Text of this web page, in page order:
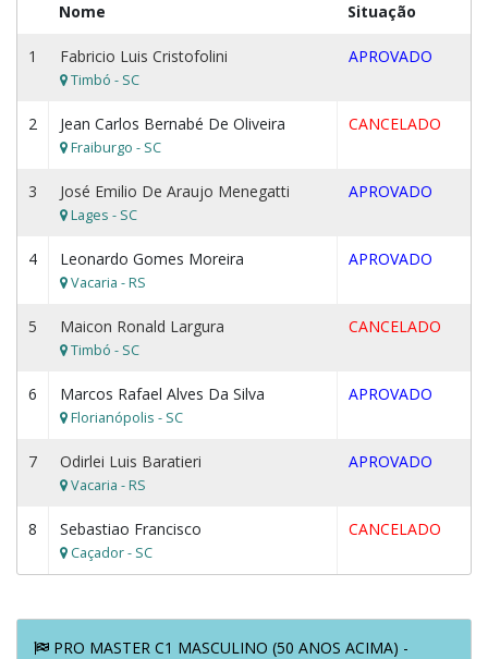
Nome Situação
1 Fabricio Luis Cristofolini
Timbó - SC
APROVADO
2 Jean Carlos Bernabé De Oliveira
Fraiburgo - SC
CANCELADO
3 José Emilio De Araujo Menegatti
Lages - SC
APROVADO
4 Leonardo Gomes Moreira
Vacaria - RS
APROVADO
5 Maicon Ronald Largura
Timbó - SC
CANCELADO
6 Marcos Rafael Alves Da Silva
Florianópolis - SC
APROVADO
7 Odirlei Luis Baratieri
Vacaria - RS
APROVADO
8 Sebastiao Francisco
Caçador - SC
CANCELADO
PRO MASTER C1 MASCULINO (50 ANOS ACIMA) -